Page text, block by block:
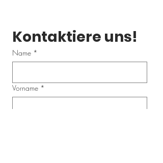
Kontaktiere uns!
Name *
Vorname *